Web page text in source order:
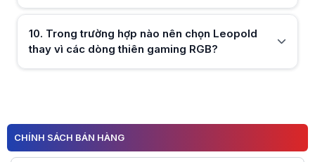
Hữu ích (0)
10. Trong trường hợp nào nên chọn Leopold
thay vì các dòng thiên gaming RGB?
CHÍNH SÁCH BÁN HÀNG